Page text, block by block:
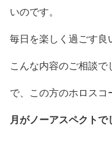
いのです。
毎日を楽しく過ごす良
こんな内容のご相談で
で、この方のホロスコ
月がノーアスペクトで